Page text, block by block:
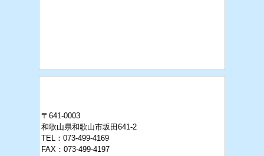
〒641-0003
和歌山県和歌山市坂田641-2
TEL：073-499-4169
FAX：073-499-4197